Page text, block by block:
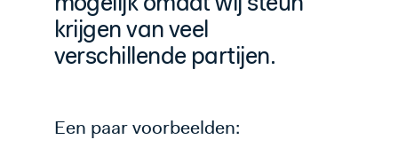
mogelijk omdat wij steun
krijgen van veel
verschillende partijen.
Een paar voorbeelden: